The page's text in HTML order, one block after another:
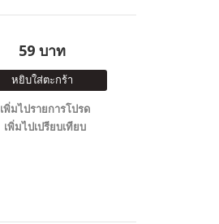
59 บาท
หยิบใส่ตะกร้า
เพิ่มไปรายการโปรด
เพิ่มไปเปรียบเทียบ